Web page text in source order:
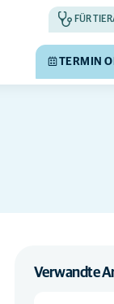
FÜR
TERMIN
Verwandte